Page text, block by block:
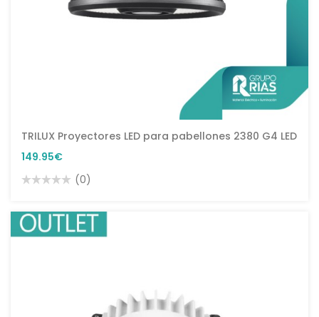
TRILUX Proyectores LED para pabellones 2380 G4 LED
149.95€
(0)